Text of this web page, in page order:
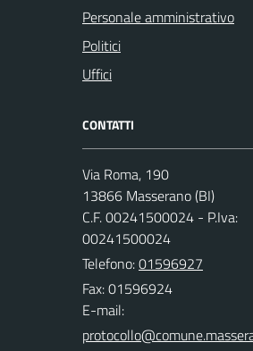
Personale amministrativo
Politici
Uffici
CONTATTI
Via Roma, 190
13866 Masserano (BI)
C.F. 00241500024 - P.Iva:
00241500024
Telefono:01596927
Fax: 01596924
E-mail: